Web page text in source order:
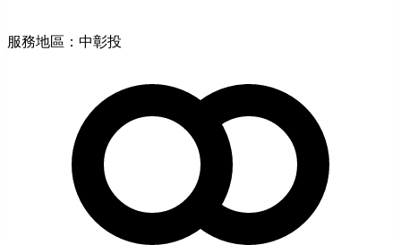
服務地區：中彰投